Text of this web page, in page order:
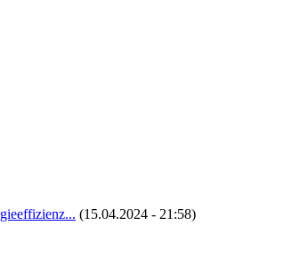
(15.04.2024 - 21:58)